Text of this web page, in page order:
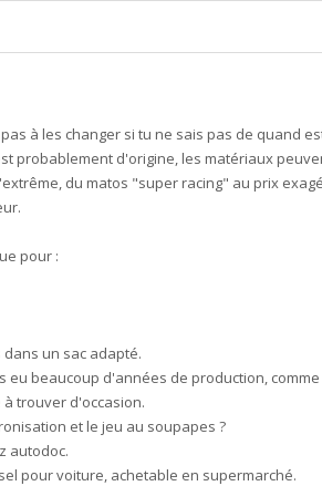
à les changer si tu ne sais pas de quand
probablement d'origine, les matériaux
du matos "super racing" au prix
pour :
un sac adapté.
eu beaucoup d'années de production,
trouver d'occasion.
et le jeu au soupapes ?
autodoc.
pour voiture, achetable en supermarché.